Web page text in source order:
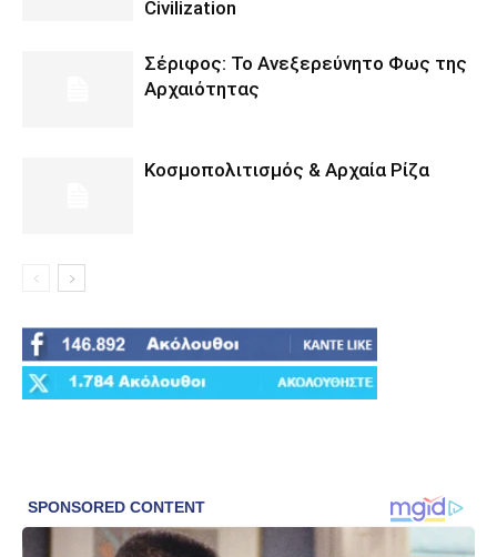
Civilization
Σέριφος: Το Ανεξερεύνητο Φως της
Αρχαιότητας
Κοσμοπολιτισμός & Αρχαία Ρίζα